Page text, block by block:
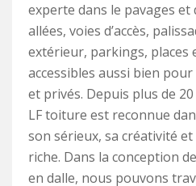
experte dans le pavages et
allées, voies d’accès,
extérieur, parkings, places
accessibles aussi bien
et privés. Depuis plus de
LF toiture est reconnue
son sérieux, sa créativité
riche. Dans la conception
en dalle, nous pouvons